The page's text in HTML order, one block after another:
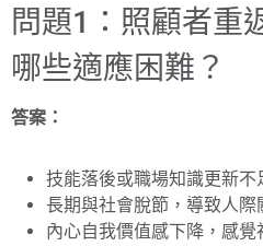
問題1：照顧者重
哪些適應困難？
答案：
技能落後或職場知識更新不
長期與社會脫節，導致人際
內心自我價值感下降，感覺